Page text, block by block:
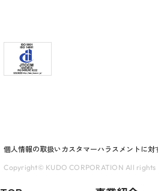
個人情報の取扱い カスタマーハラスメントに対
Copyright© KUDO CORPORATION All rights